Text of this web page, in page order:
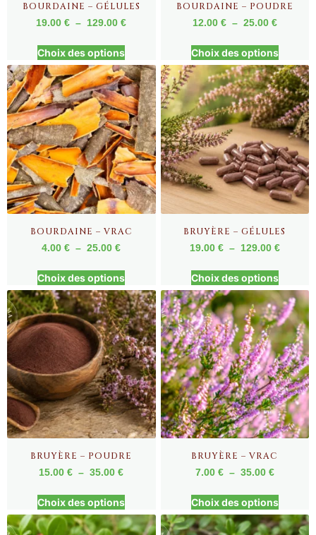
BOURDAINE – GÉLULES
19.00€ – 129.00€
Choix des options
BOURDAINE – POUDRE
12.00 € – 25.00 €
Choix des options
BOURDAINE – VRAC
4.00€ – 25.00€
Choix des options
BRUYÈRE – GÉLULES
19.00 € – 129.00 €
Choix des options
BRUYÈRE – POUDRE
15.00€ – 35.00€
Choix des options
BRUYÈRE – VRAC
7.00 € – 35.00 €
Choix des options